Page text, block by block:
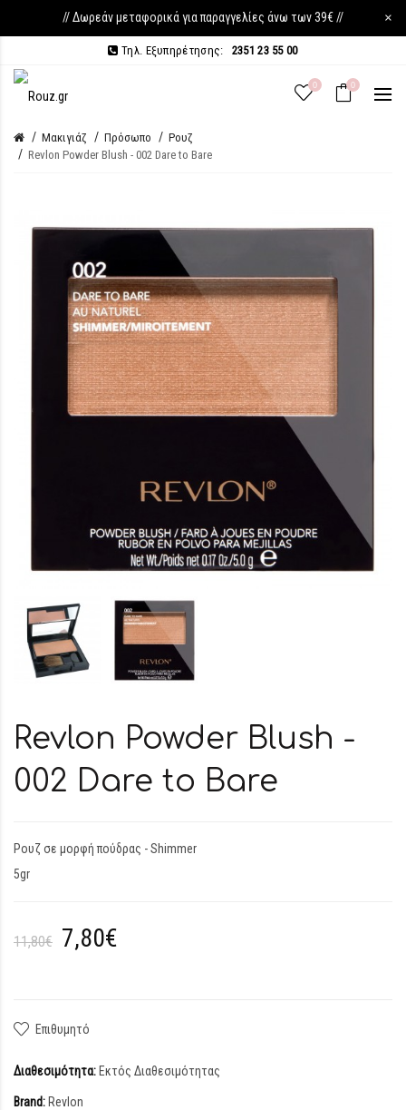
// Δωρεάν μεταφορικά για παραγγελίες άνω των 39€ // ×
Τηλ. Εξυπηρέτησης: 2351 23 55 00
0 0
Μακιγιάζ Πρόσωπο
Ρουζ
Revlon Powder Blush - 002 Dare to Bare
Revlon Powder Blush -
002 Dare to Bare
Ρουζ σε μορφή πούδρας - Shimmer
5gr
11,80€ 7,80€
Επιθυμητό
Διαθεσιμότητα: Εκτός Διαθεσιμότητας
Brand: Revlon